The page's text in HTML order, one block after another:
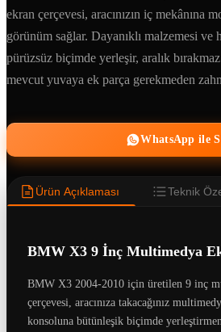
ekran çerçevesi, aracınızın iç mekânına
görünüm sağlar. Dayanıklı malzemesi ve
pürüzsüz biçimde yerleşir, aralık
mevcut yuvaya ek parça gerekmeden
WhatsApp ile
Ürün Açıklaması Teknik
BMW X3 9 İnç Multimedya
BMW X3 2004-2010 için üretilen 9 inç
çerçevesi, aracınıza takacağınız
konsoluna bütünleşik biçimde